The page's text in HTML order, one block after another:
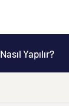
Nasıl Yapılır?